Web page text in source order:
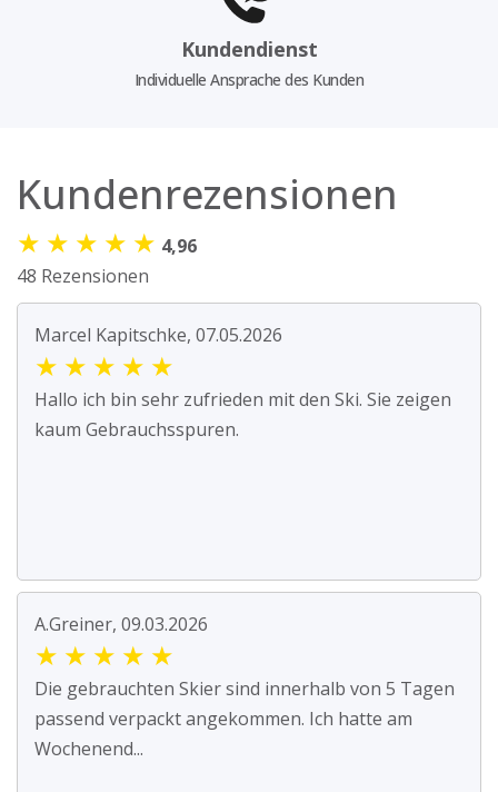
Kundendienst
Individuelle Ansprache des Kunden
Kundenrezensionen
★ ★ ★ ★ ★ 4,96
48 Rezensionen
Marcel Kapitschke, 07.05.2026
★ ★ ★ ★ ★
Hallo ich bin sehr zufrieden mit den Ski. Sie zeigen
kaum Gebrauchsspuren.
A.Greiner, 09.03.2026
★ ★ ★ ★ ★
Die gebrauchten Skier sind innerhalb von 5 Tagen
passend verpackt angekommen. Ich hatte am
Wochenend...